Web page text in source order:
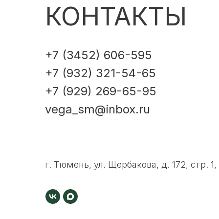
КОНТАКТЫ
+7 (3452) 606-595
+7 (932) 321-54-65
+7 (929) 269-65-95
vega_sm@inbox.ru
г. Тюмень, ул. Щербакова, д. 172, стр.